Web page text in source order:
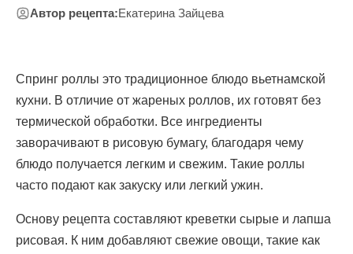
Автор рецепта:Екатерина Зайцева
Спринг роллы это традиционное блюдо вьетнамской
кухни. В отличие от жареных роллов, их готовят без
термической обработки. Все ингредиенты
заворачивают в рисовую бумагу, благодаря чему
блюдо получается легким и свежим. Такие роллы
часто подают как закуску или легкий ужин.
Основу рецепта составляют креветки сырые и лапша
рисовая. К ним добавляют свежие овощи, такие как